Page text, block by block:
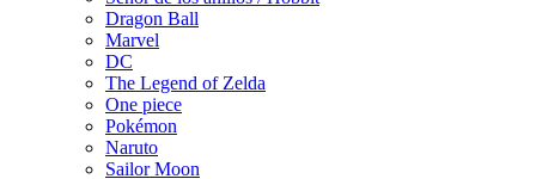
Dragon Ball
Marvel
DC
The Legend of Zelda
One piece
Pokémon
Naruto
Sailor Moon